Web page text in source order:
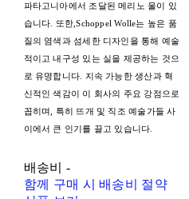
파타고니아에서 조달된 메리노 울이 있
습니다. 또한,Schoppel Wolle는 높은 품
질의 염색과 섬세한 디자인을 통해 예술
적이고 내구성 있는 실을 제공하는 것으
로 유명합니다. 지속 가능한 생산과 혁
신적인 색감이 이 회사의 주요 강점으로
꼽히며, 특히 뜨개 및 직조 예술가들 사
이에서 큰 인기를 끌고 있습니다.
배송비 -
함께 구매 시 배송비 절약